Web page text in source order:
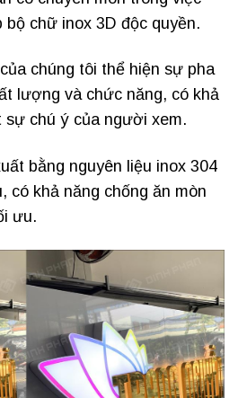
bộ chữ inox 3D độc quyền.
chúng tôi thể hiện sự pha
lượng và chức năng, có khả
sự chú ý của người xem.
bằng nguyên liệu inox 304
có khả năng chống ăn mòn
ưu.